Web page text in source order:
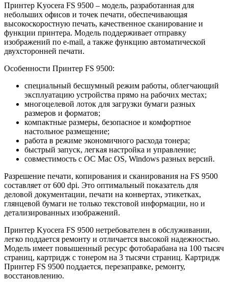
Принтер Kyocera FS 9500 – модель, разработанная для
небольших офисов и точек печати, обеспечивающая
высокоскоростную печать, качественное сканирование и
функции принтера. Модель поддерживает отправку
изображений по e-mail, а также функцию автоматической
двухсторонней печати.
Особенности Принтер FS 9500:
специальный бесшумный режим работы, облегчающий
эксплуатацию устройства прямо на рабочих местах;
многоцелевой лоток для загрузки бумаги разных
размеров и форматов;
компактные размеры, безопасное и комфортное
настольное размещение;
работа в режиме экономичного расхода тонера;
быстрый запуск, легкая настройка и управление;
совместимость с ОС Mac OS, Windows разных версий.
Разрешение печати, копирования и сканирования на FS 9500
составляет от 600 dpi. Это оптимальный показатель для
деловой документации, печати на конвертах, этикетках,
глянцевой бумаги не только текстовой информации, но и
детализированных изображений.
Принтер Kyocera FS 9500 нетребователен в обслуживании,
легко поддается ремонту и отличается высокой надежностью.
Модель имеет повышенный ресурс фотобарабана на 100 тысяч
страниц, картридж с тонером на 3 тысячи страниц. Картридж
Принтер FS 9500 поддается, перезаправке, ремонту,
восстановлению.